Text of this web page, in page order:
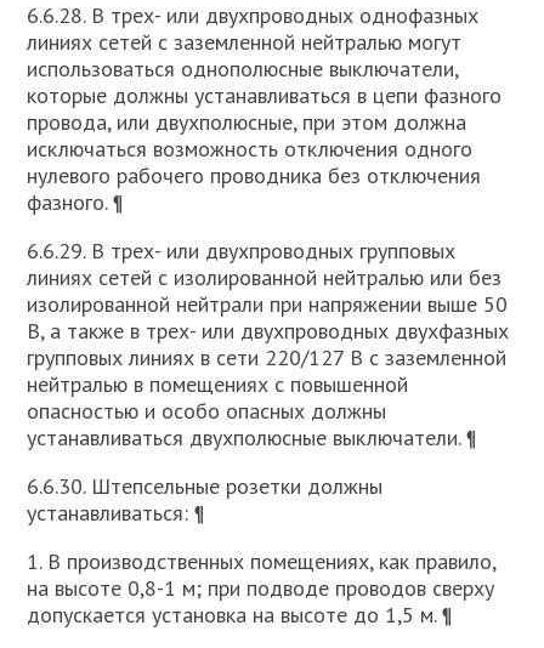
6.6.28. В трех- или двухпроводных однофазных
линиях сетей с заземленной нейтралью могут
использоваться однополюсные выключатели,
которые должны устанавливаться в цепи фазного
провода, или двухполюсные, при этом должна
исключаться возможность отключения одного
нулевого рабочего проводника без отключения
фазного. ¶
6.6.29. В трех- или двухпроводных групповых
линиях сетей с изолированной нейтралью или без
изолированной нейтрали при напряжении выше 50
В, а также в трех- или двухпроводных двухфазных
групповых линиях в сети 220/127 В с заземленной
нейтралью в помещениях с повышенной
опасностью и особо опасных должны
устанавливаться двухполюсные выключатели. ¶
6.6.30. Штепсельные розетки должны
устанавливаться: ¶
1. В производственных помещениях, как правило,
на высоте 0,8-1 м; при подводе проводов сверху
допускается установка на высоте до 1,5 м. ¶